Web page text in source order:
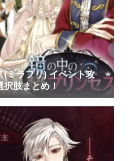
(ミラプリ) イベント攻
択肢まとめ！